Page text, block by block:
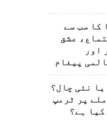
کا سب سے
عشق
اور
پیغام
نئی چال؟
پر ٹرمپ
کیا ہے؟